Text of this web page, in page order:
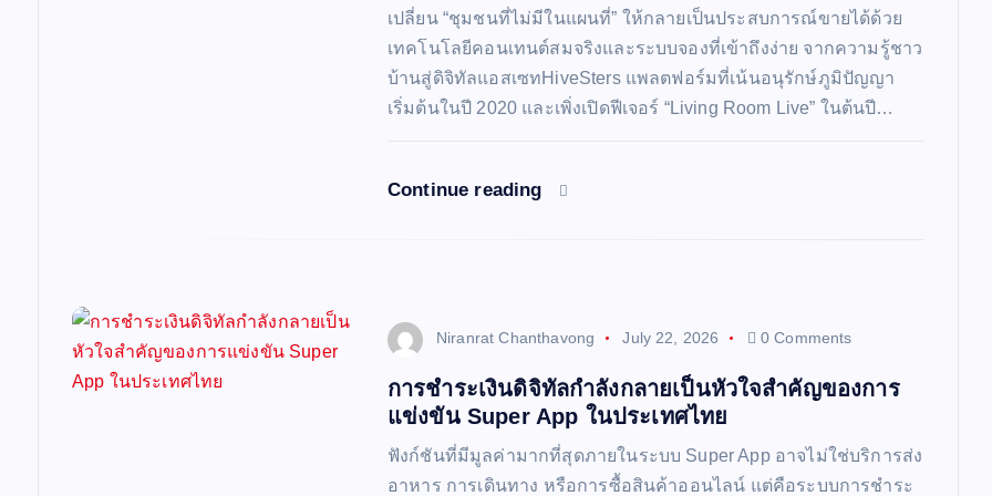
เปลี่ยน “ชุมชนที่ไม่มีในแผนที่” ให้กลายเป็นประสบการณ์ขายได้ด้วย
เทคโนโลยีคอนเทนต์สมจริงและระบบจองที่เข้าถึงง่าย จากความรู้ชาว
บ้านสู่ดิจิทัลแอสเซทHiveSters แพลตฟอร์มที่เน้นอนุรักษ์ภูมิปัญญา
เริ่มต้นในปี 2020 และเพิ่งเปิดฟีเจอร์ “Living Room Live” ในต้นปี…
Continue reading
Niranrat Chanthavong July 22, 2026 0 Comments
การชำระเงินดิจิทัลกำลังกลายเป็นหัวใจสำคัญของการ
แข่งขัน Super App ในประเทศไทย
ฟังก์ชันที่มีมูลค่ามากที่สุดภายในระบบ Super App อาจไม่ใช่บริการส่ง
อาหาร การเดินทาง หรือการซื้อสินค้าออนไลน์ แต่คือระบบการชำระ